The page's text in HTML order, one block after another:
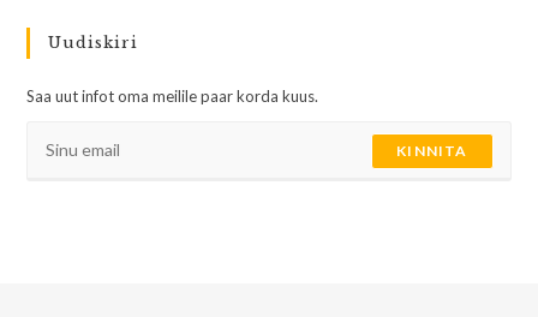
Uudiskiri
Saa uut infot oma meilile paar korda kuus.
KINNITA